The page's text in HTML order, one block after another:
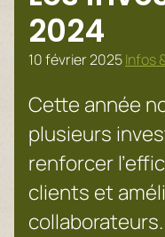
2024
10 février 2025Infos
Cette année
plusieurs
renforcer
clients et
collaborateurs.